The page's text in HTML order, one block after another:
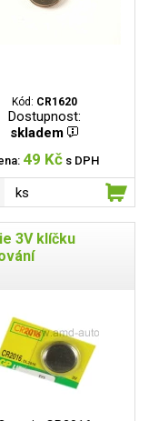
Kód: CR1620
Dostupnost:
skladem
49 Kč s DPH
ks
3V klíčku